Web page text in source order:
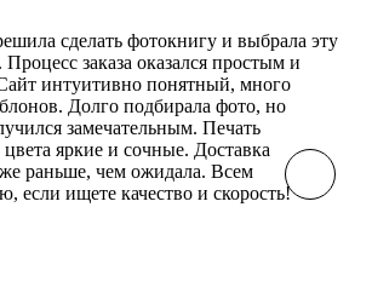
сделать фотокнигу и выбрала эту
заказа оказался простым и
интуитивно понятный, много
Долго подбирала фото, но
замечательным. Печать
яркие и сочные. Доставка
раньше, чем ожидала. Всем
если ищете качество и скорость!